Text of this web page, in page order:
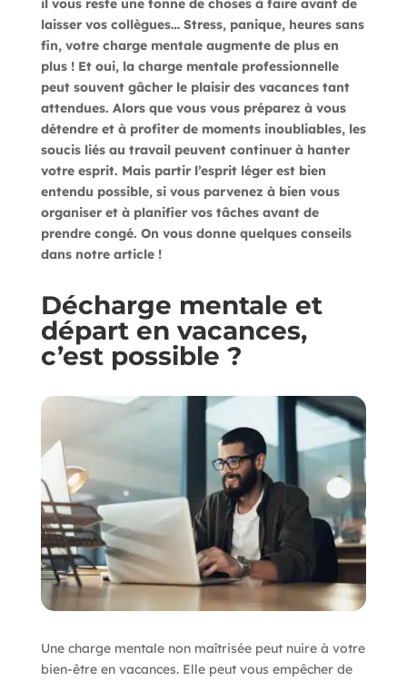
il vous reste une tonne de choses à faire avant de
laisser vos collègues… Stress, panique, heures sans
fin, votre charge mentale augmente de plus en
plus ! Et oui, la charge mentale professionnelle
peut souvent gâcher le plaisir des vacances tant
attendues. Alors que vous vous préparez à vous
détendre et à profiter de moments inoubliables, les
soucis liés au travail peuvent continuer à hanter
votre esprit. Mais partir l’esprit léger est bien
entendu possible, si vous parvenez à bien vous
organiser et à planifier vos tâches avant de
prendre congé. On vous donne quelques conseils
dans notre article !
Décharge mentale et
départ en vacances,
c’est possible ?
Une charge mentale non maîtrisée peut nuire à votre
bien-être en vacances. Elle peut vous empêcher de